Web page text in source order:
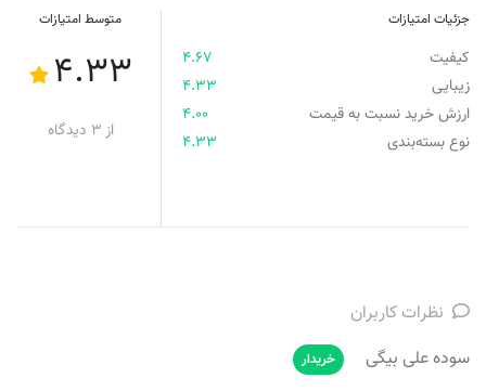
بازی 5 کاره
جزئیات امتیازات
کیفیت
زیبایی
ارزش خرید نسبت به قیمت
نوع بسته‌بندی
4.67
4.33
4.00
4.33
متوسط امتیازات
4.33
از 3 دیدگاه
نظرات کاربران
سوده علی بیگی
خریدار